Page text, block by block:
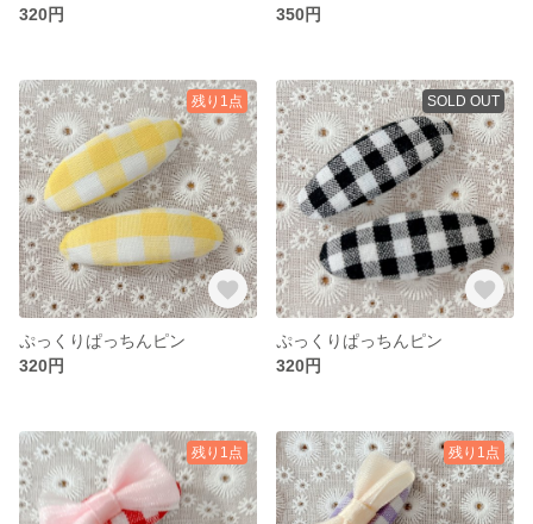
320円
350円
残り1点
ぷっくりぱっちんピン
320円
SOLD OUT
ぷっくりぱっちんピン
320円
残り1点 残り1点